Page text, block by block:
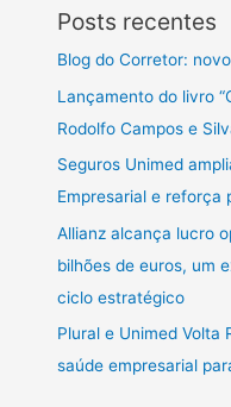
Posts recentes
Blog do Corretor:
Lançamento do livro
Rodolfo Campos e
Seguros Unimed
Empresarial e reforça
Allianz alcança lucro
bilhões de euros, um
ciclo estratégico
Plural e Unimed Volta
saúde empresarial